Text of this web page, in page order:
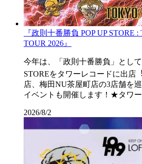
『政則⼗番勝負 POP UP STORE
TOUR 2026』
今年は、「政則⼗番勝負」とし
STOREをタワーレコードに出店
店、梅⽥NU茶屋町店の3店舗を
イベントも開催します！★タワ
2026/8/2